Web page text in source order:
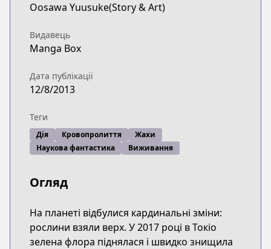
Oosawa Yuusuke(Story & Art)
Видавець
Manga Box
Дата публікації
12/8/2013
Теги
Дія Кровопролиття
Жахи
Наукова фантастика
Виживання
Огляд
На планеті відбулися кардинальні зміни:
рослини взяли верх. У 2017 році в Токіо
зелена флора піднялася і швидко знищила